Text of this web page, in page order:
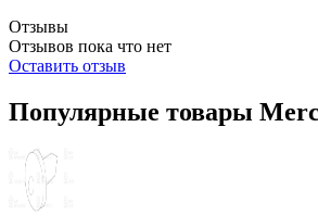
Отзывы
Отзывов пока что нет
Оставить отзыв
Популярные товары